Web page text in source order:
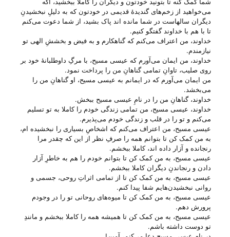
می‌‌خواهید از زخم‌های گندیدهٔ قدیمی در خودتون که به دلیلِ نبخشیدنِ
دیگران سالهاست در شما مانده ا‌ند پاک بشید، از شما دعوت می‌‌کنم
تا با هم با خداوند گفتگو کنیم.
خداوند، من اعتراف می‌‌کنم که گناهکارم و به فیض و بخششِ الهی تو
نیازمندم.
خداوند، من ایمان می‌‌آورم که عیسی مسیح، با مرگِ داوطلبانهٔ خود بر
روی صلیب، تاوانِ تمامی گناهانِ من را پرداخت نمود.
من ایمان می‌‌آورم که در ایمانم به عیسی مسیح، او گناهانِ من را
می‌‌بخشد.
خداوند، گناهانِ من را در نامِ عیسی مسیح ببخش.
خداوند، عیسی مسیح، من تمامی زندگی خودم را کاملا به تو تسلیم
می‌‌کنم و تو را در قلب و زندگی خودم می‌‌پذیرم.
عیسی مسیح، من اعتراف می‌‌کنم که اشخاصِ بسیاری را نبخشیده ام،
به من کمک کن تا بتوانم همه را صرفِ نظر از این که چقدر مرا
رنجانده و آزار داده ا‌ند، کاملا ببخشم.
عیسی مسیح، به من کمک کن تا بتوانم خودم را هم به خاطرِ آزار
دادن و رنجاندنِ دیگران کاملا ببخشم.
عیسی مسیح، به من کمک کن تا از تمامی اثراتِ روحی، جسمی و
روانی نبخشیدن‌هایم شفا پیدا کنم.
عیسی مسیح، به من کمک کن تا میوه‌های روحانی تو را در وجودم
پرورش دهم.
عیسی مسیح، به من کمک کن تا همیشه همه را کاملا ببخشم و مانندِ
تو دوست داشته باشم.